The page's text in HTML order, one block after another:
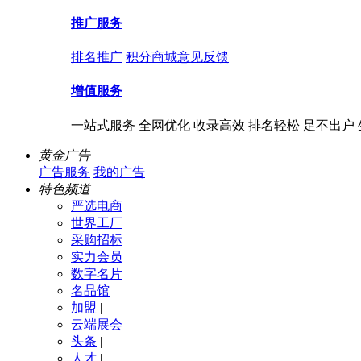
推广服务
排名推广 积分商城意见反馈
增值服务
一站式服务 全网优化 收录高效 排名轻松 足不出户
黄金广告
广告服务 我的广告
特色频道
严选电商 |
世界工厂 |
采购招标 |
实力会员 |
数字名片 |
名品馆 |
加盟 |
云端展会 |
头条 |
人才 |